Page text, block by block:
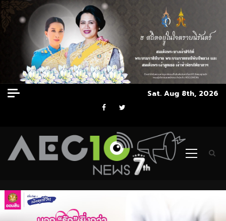
Skip
to
Sat. Aug 8th, 2026
Facebook
Twitter
Primary